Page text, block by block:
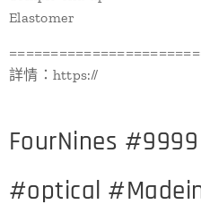
Elastomer
詳情：https://
FourNines
#optical